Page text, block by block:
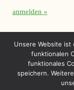
anmelden
Unsere Website
funktionalen
funktionales
speichern.